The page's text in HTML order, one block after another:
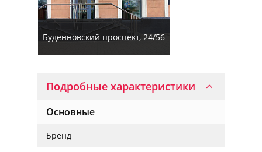
Буденновский проспект, 24/56
Подробные характеристики
Основные
Бренд